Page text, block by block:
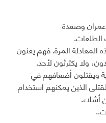
وصعدة
المعادلة المرة. فهم يعنون
ولا يكترثون لأحد.
ويقتلون أضعافهم في
الذين يمكنهم استخدام